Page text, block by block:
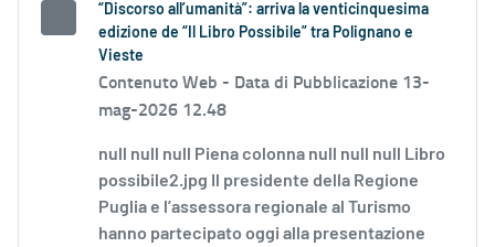
“Discorso all’umanità”: arriva la venticinquesima
edizione de “Il Libro Possibile” tra Polignano e
Vieste
Contenuto Web - Data di Pubblicazione 13-
mag-2026 12.48
null null null Piena colonna null null null Libro
possibile2.jpg Il presidente della Regione
Puglia e l’assessora regionale al Turismo
hanno partecipato oggi alla presentazione